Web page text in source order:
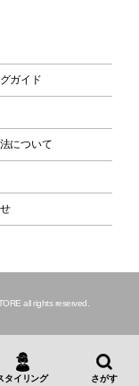
ガイド
について
all rights reserved.
タイリング さがす